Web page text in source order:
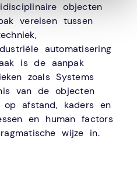
objecten
vereisen tussen
automatisering
is de aanpak
zoals Systems
van de objecten
op afstand, kaders en
en human factors
wijze in.